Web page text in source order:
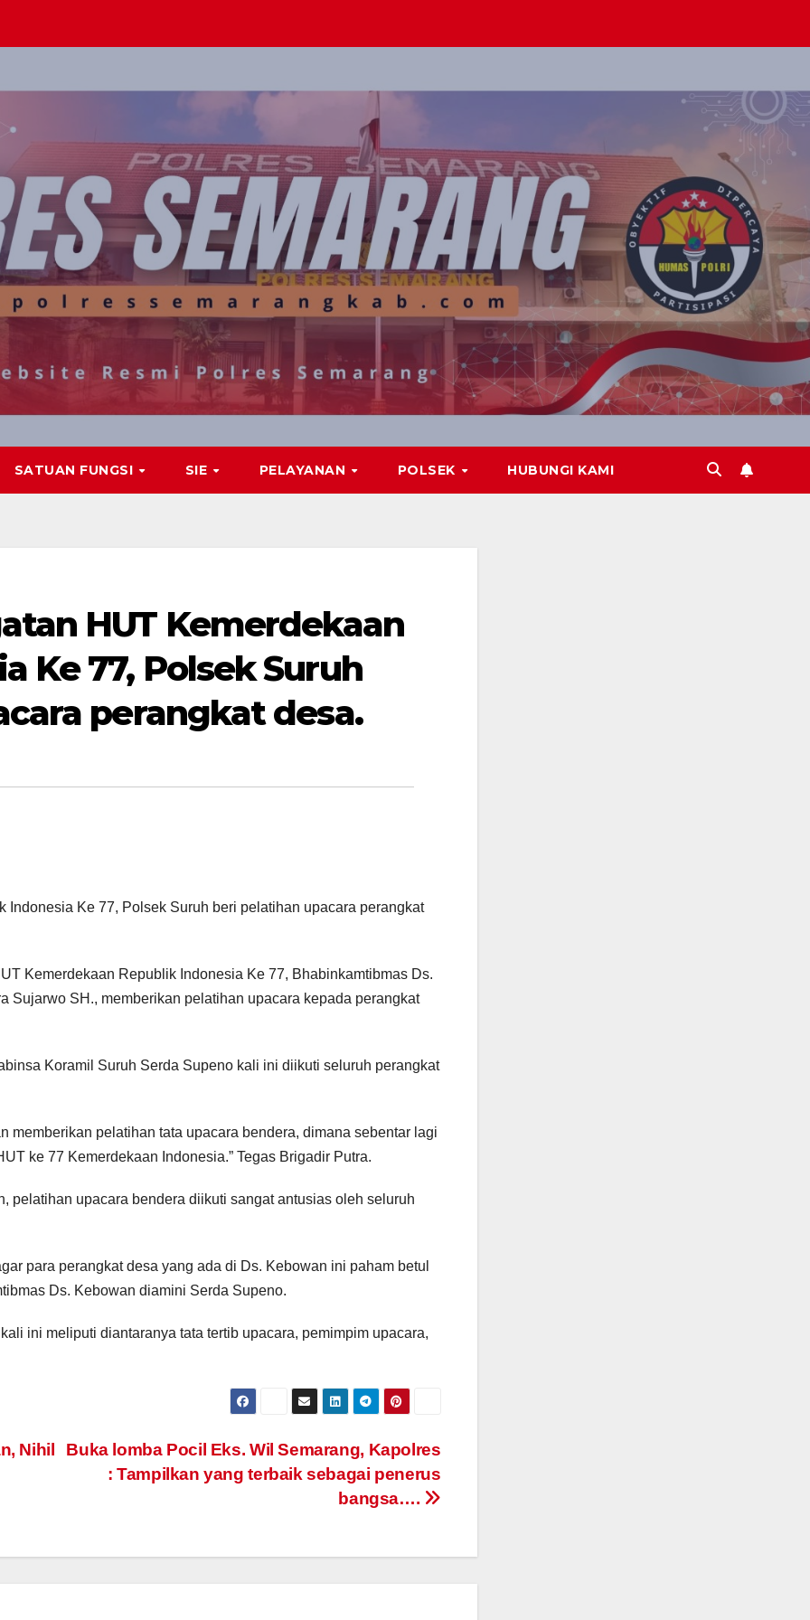
SATUAN FUNGSI SIE PELAYANAN POLSEK HUBUNGI KAMI
HUT Kemerdekaan
Ke 77, Polsek Suruh
perangkat desa.
Ke 77, Polsek Suruh beri pelatihan upacara perangkat
Kemerdekaan Republik Indonesia Ke 77, Bhabinkamtibmas Ds.
Sujarwo SH., memberikan pelatihan upacara kepada perangkat
Koramil Suruh Serda Supeno kali ini diikuti seluruh perangkat
memberikan pelatihan tata upacara bendera, dimana sebentar lagi
ke 77 Kemerdekaan Indonesia.” Tegas Brigadir Putra.
pelatihan upacara bendera diikuti sangat antusias oleh seluruh
para perangkat desa yang ada di Ds. Kebowan ini paham betul
Ds. Kebowan diamini Serda Supeno.
ini meliputi diantaranya tata tertib upacara, pemimpim upacara,
Buka lomba Pocil Eks. Wil Semarang, Kapolres
: Tampilkan yang terbaik sebagai penerus
bangsa….
Nihil